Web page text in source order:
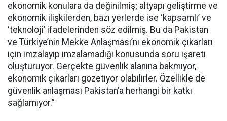
ekonomik konulara da değinilmiş; altyapı geliştirme ve
ekonomik ilişkilerden, bazı yerlerde ise ‘kapsamlı’ ve
‘teknoloji’ ifadelerinden söz edilmiş. Bu da Pakistan
ve Türkiye’nin Mekke Anlaşması’nı ekonomik çıkarları
için imzalayıp imzalamadığı konusunda soru işareti
oluşturuyor. Gerçekte güvenlik alanına bakmıyor,
ekonomik çıkarları gözetiyor olabilirler. Özellikle de
güvenlik anlaşması Pakistan’a herhangi bir katkı
sağlamıyor.”